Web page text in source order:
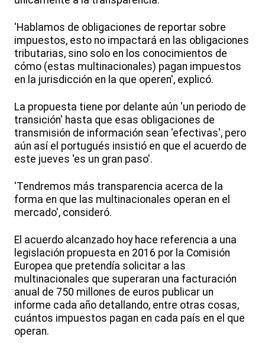
'Hablamos de obligaciones de reportar sobre
impuestos, esto no impactará en las obligaciones
tributarias, sino solo en los conocimientos de
cómo (estas multinacionales) pagan impuestos
en la jurisdicción en la que operen', explicó.
La propuesta tiene por delante aún 'un periodo de
transición' hasta que esas obligaciones de
transmisión de información sean 'efectivas', pero
aún así el portugués insistió en que el acuerdo de
este jueves 'es un gran paso'.
'Tendremos más transparencia acerca de la
forma en que las multinacionales operan en el
mercado', consideró.
El acuerdo alcanzado hoy hace referencia a una
legislación propuesta en 2016 por la Comisión
Europea que pretendía solicitar a las
multinacionales que superaran una facturación
anual de 750 millones de euros publicar un
informe cada año detallando, entre otras cosas,
cuántos impuestos pagan en cada país en el que
operan.